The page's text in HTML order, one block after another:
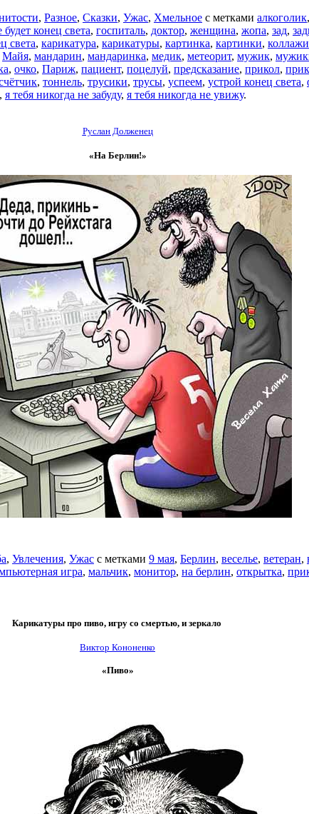
, Разное, Сказки, Ужас, Хмельное с метками алкоголик,
будет конец света, госпиталь, доктор, женщина, жопа, зад,
света, карикатура, карикатуры, картинка, картинки, коллажи
Майя, мандарин, мандаринка, медик, метеорит, мужик,
, очко, Париж, пациент, поцелуй, предсказание, прикол,
, тоннель, трусики, трусы, успеем, устрой конец света,
, я тебя никогда не забуду, я тебя никогда не увижу.
Руслан Долженец
«На Берлин!»
, Увлечения, Ужас с метками 9 мая, Берлин, веселье, ветеран,
игра, мальчик, монитор, на берлин, открытка,
Карикатуры про пиво, игру со смертью, и зеркало
Виктор Кононенко
«Пиво»